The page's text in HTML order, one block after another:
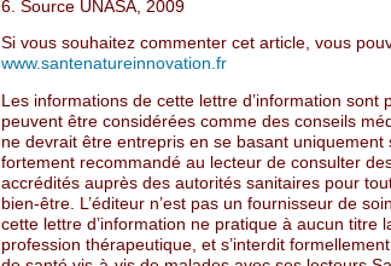
6. Source UNASA, 2009
Si vous souhaitez commenter cet article, vous
www.santenatureinnovation.fr
Les informations de cette lettre d’information
peuvent être considérées comme des conseils
ne devrait être entrepris en se basant
fortement recommandé au lecteur de consulter
accrédités auprès des autorités sanitaires pour
bien-être. L’éditeur n’est pas un fournisseur de
cette lettre d’information ne pratique à aucun titre
profession thérapeutique, et s’interdit